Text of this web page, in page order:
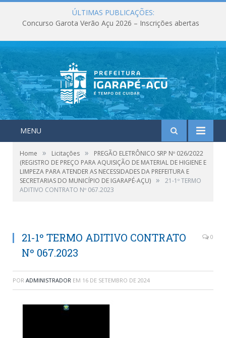
ÚLTIMAS PUBLICAÇÕES:
Concurso Garota Verão Açu 2026 – Inscrições abertas
MENU
Home » Licitações »
PREGÃO ELETRÔNICO SRP Nº 026/2022
(REGISTRO DE PREÇO PARA AQUISIÇÃO DE MATERIAL DE HIGIENE E
LIMPEZA PARA ATENDER AS NECESSIDADES DA PREFEITURA E
SECRETARIAS DO MUNICÍPIO DE IGARAPÉ-AÇU) »
21-1º TERMO
ADITIVO CONTRATO Nº 067.2023
21-1º TERMO ADITIVO CONTRATO
Nº 067.2023
0
POR ADMINISTRADOR EM 16 DE SETEMBRO DE 2024